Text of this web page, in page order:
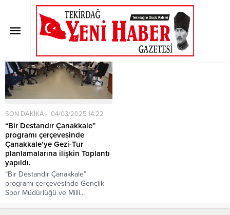
Etiket: Anakkale
Anasayfa » Etiket: Anakkale
SON DAKİKA 04/03/2025 14:22
“Bir Destandır Çanakkale”
programı çerçevesinde
Çanakkale’ye Gezi-Tur
planlamalarına ilişkin Toplantı
yapıldı.
“Bir Destandır Çanakkale”
programı çerçevesinde Gençlik
Spor Müdürlüğü ve Milli...